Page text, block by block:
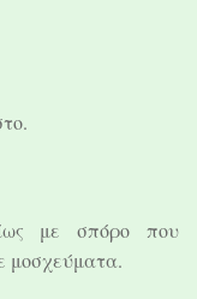
με σπόρο που
μοσχεύματα.